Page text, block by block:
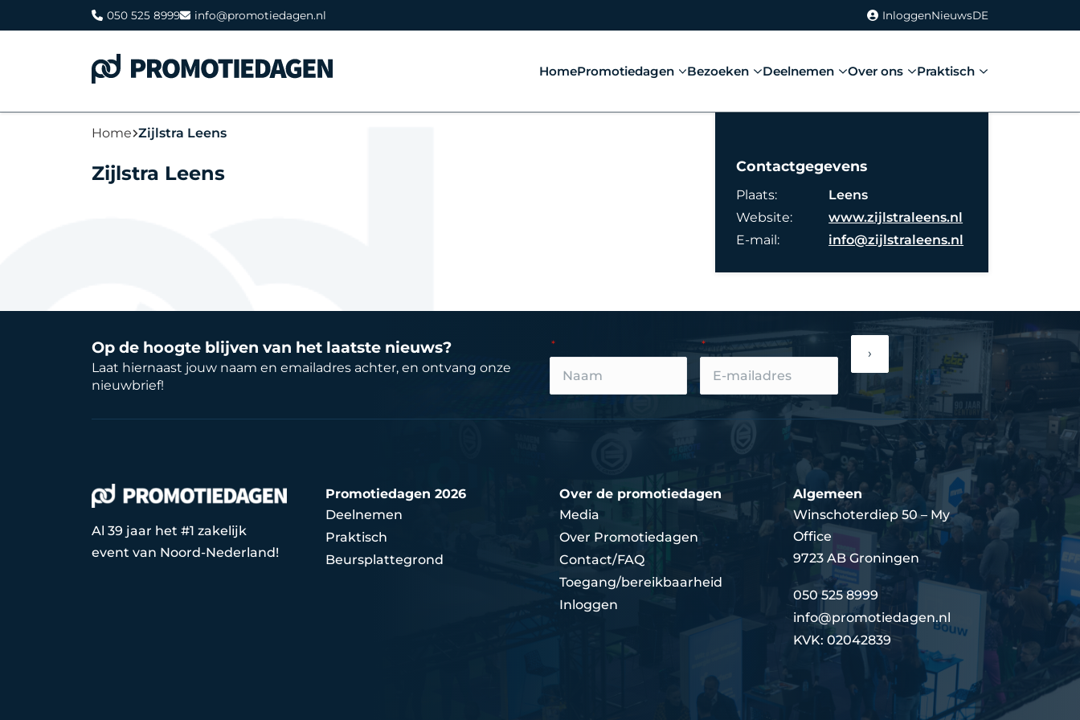
050 525 8999 info@promotiedagen.nl InloggenNieuwsDE
HomePromotiedagen Bezoeken Deelnemen Over ons Praktisch
Home Zijlstra Leens
Zijlstra Leens Contactgegevens
Plaats:
Leens
Website:
www.zijlstraleens.nl
E-mail:
info@zijlstraleens.nl
Op de hoogte blijven van het laatste nieuws?
Laat hiernaast jouw naam en emailadres achter, en ontvang onze
nieuwbrief!
›
Al 39 jaar het #1 zakelijk
event van Noord-Nederland!
Promotiedagen 2026
Deelnemen
Praktisch
Beursplattegrond
Over de promotiedagen
Media
Over Promotiedagen
Contact/FAQ
Toegang/bereikbaarheid
Inloggen
Algemeen
Winschoterdiep 50 – My
Office
9723 AB Groningen
050 525 8999
info@promotiedagen.nl
KVK: 02042839